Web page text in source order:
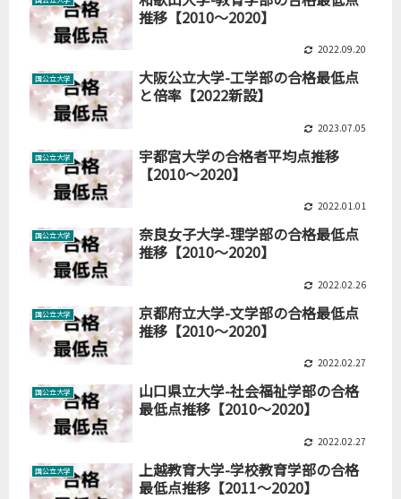
推移【2010～2020】
2022.09.20
国公立大学
大阪公立大学-工学部の合格最低点
と倍率【2022新設】
2023.07.05
国公立大学
宇都宮大学の合格者平均点推移
【2010～2020】
2022.01.01
国公立大学
奈良女子大学-理学部の合格最低点
推移【2010～2020】
2022.02.26
国公立大学
京都府立大学-文学部の合格最低点
推移【2010～2020】
2022.02.27
国公立大学
山口県立大学-社会福祉学部の合格
最低点推移【2010～2020】
2022.02.27
国公立大学
上越教育大学-学校教育学部の合格
最低点推移【2011～2020】